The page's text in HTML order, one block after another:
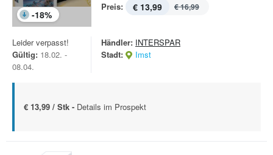
-18%
Preis: € 13,99 € 16,99
Leider verpasst!
Gültig: 18.02. -
08.04.
Händler: INTERSPAR
Stadt:
Imst
€ 13,99 / Stk - Details im Prospekt